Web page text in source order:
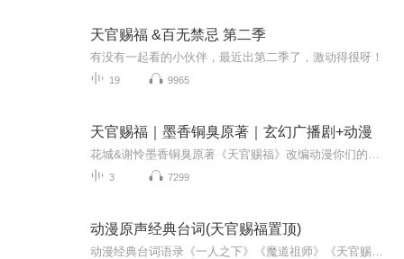
天官赐福 &百无禁忌 第二季
有没有一起看的小伙伴，最近出第二季了，激动得很呀！
19 9965
天官赐福｜墨香铜臭原著｜玄幻广播剧+动漫
3 7299
动漫原声经典台词(天官赐福置顶)